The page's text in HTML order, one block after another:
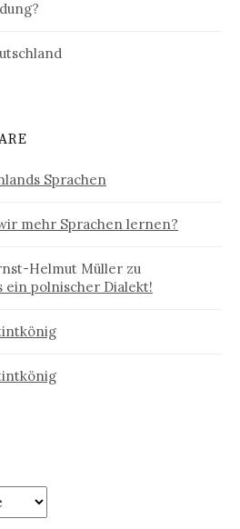
Sprachen
mehr Sprachen lernen?
Helmut Müller zu
ein polnischer Dialekt!